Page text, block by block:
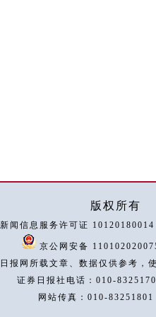
版权所有
闻信息服务许可证 10120180014
京公网安备
报网所载文章、数据仅供参考，
证券日报社电话：010-
网站传真：010-83251801